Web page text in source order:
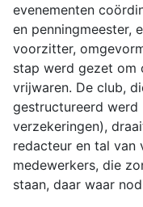
evenementen
en penningmeester,
voorzitter,
stap werd gezet om
vrijwaren. De club,
gestructureerd
verzekeringen),
redacteur en tal van
medewerkers, die
staan, daar waar